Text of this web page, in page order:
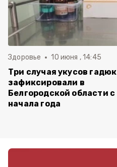
Здоровье 10 июня , 14:45
Три случая укусов гадюк
зафиксировали в
Белгородской области с
начала года